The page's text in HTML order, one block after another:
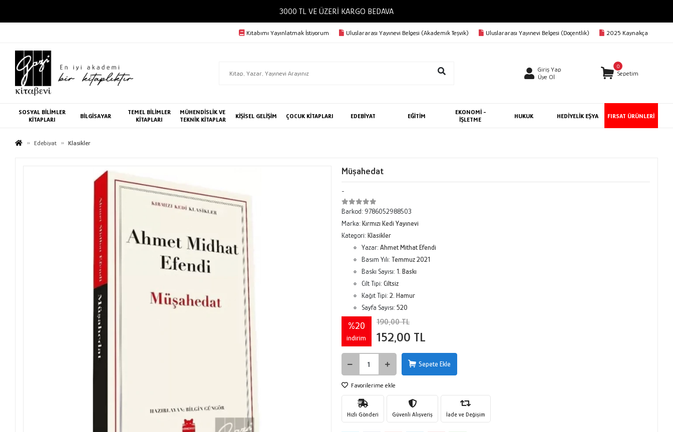
3000 TL VE ÜZERİ KARGO BEDAVA
Kitabımı Yayınlatmak İstiyorum Uluslararası Yayınevi Belgesi (Akademik Teşvik) Uluslararası Yayınevi Belgesi (Doçentlik) 2025 Kaynakça
Giriş Yap
Üye Ol
0
Sepetim
SOSYAL BİLİMLER
KİTAPLARI
BİLGİSAYAR
TEMEL BİLİMLER
KİTAPLARI
MÜHENDİSLİK VE
TEKNİK KİTAPLAR
KİŞİSEL GELİŞİM ÇOCUK KİTAPLARI EDEBİYAT EĞİTİM
EKONOMİ -
İŞLETME
HUKUK HEDİYELİK EŞYA FIRSAT ÜRÜNLERİ
Edebiyat Klasikler
Müşahedat
-
Barkod: 9786052988503
Marka: Kırmızı Kedi Yayınevi
Kategori: Klasikler
Yazar: Ahmet Mithat Efendi
Basım Yılı: Temmuz 2021
Baskı Sayısı: 1. Baskı
Cilt Tipi: Ciltsiz
Kağıt Tipi: 2. Hamur
Sayfa Sayısı: 520
%20
indirim
190,00 TL
152,00 TL
Sepete Ekle
Favorilerime ekle
Hızlı Gönderi Güvenli Alışveriş İade ve Değişim